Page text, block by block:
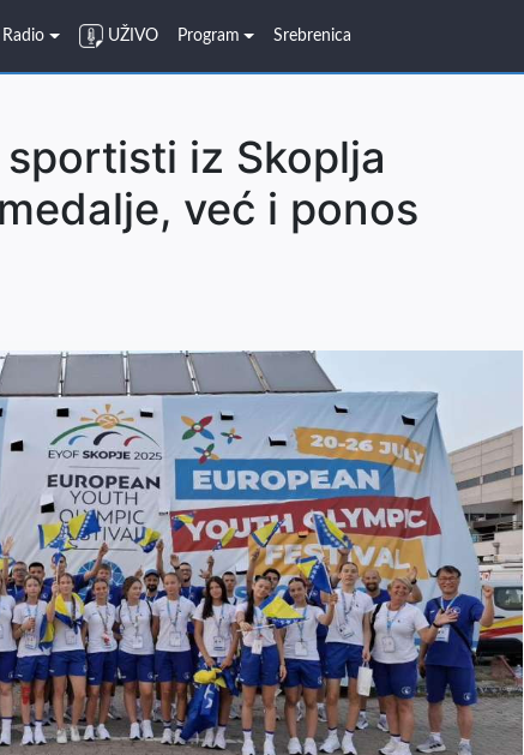
Radio UŽIVO Program Srebrenica
iz Skoplja
već i ponos